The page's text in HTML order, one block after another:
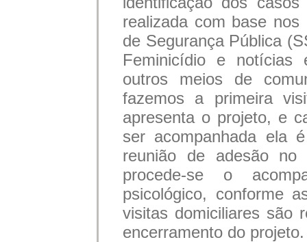
realizada com base
de Segurança Pública
Feminicídio e
outros meios de
fazemos a primeira
apresenta o projeto, e
ser acompanhada ela
reunião de adesão
procede-se o
psicológico, conforme
visitas domiciliares são
encerramento do